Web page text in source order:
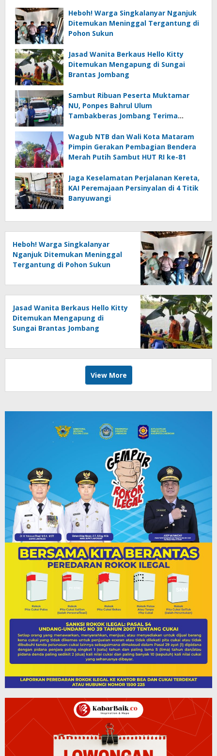
Heboh! Warga Singkalanyar Nganjuk
Ditemukan Meninggal Tergantung di
Pohon Sukun
Jasad Wanita Berkaus Hello Kitty
Ditemukan Mengapung di Sungai
Brantas Jombang
Sambut Ribuan Peserta Muktamar
NU, Ponpes Bahrul Ulum
Tambakberas Jombang Terima
Wagub NTB dan Wali Kota Mataram
Pimpin Gerakan Pembagian Bendera
Merah Putih Sambut HUT RI ke-81
Jaga Keselamatan Perjalanan Kereta,
KAI Peremajaan Persinyalan di 4 Titik
Banyuwangi
Heboh! Warga Singkalanyar
Nganjuk Ditemukan Meninggal
Tergantung di Pohon Sukun
Jasad Wanita Berkaus Hello Kitty
Ditemukan Mengapung di
Sungai Brantas Jombang
View More